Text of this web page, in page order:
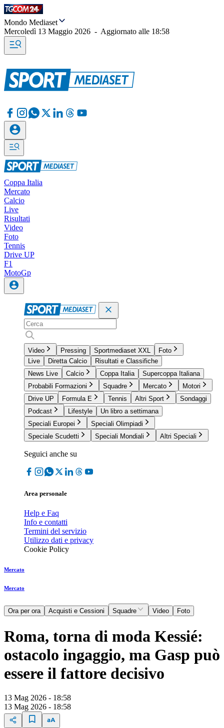
Mondo Mediaset
Mercoledì 13 Maggio 2026 - Aggiornato alle 18:58
Coppa Italia
Mercato
Calcio
Live
Risultati
Video
Foto
Tennis
Drive UP
F1
MotoGp
Video Pressing Sportmediaset XXL
Foto
Live
Diretta Calcio
Risultati e Classifiche
News Live
Calcio Coppa Italia
Supercoppa Italiana
Probabili Formazioni
Squadre Mercato
Motori
Drive UP
Formula E Tennis Altri Sport
Sondaggi
Podcast
Lifestyle
Un libro a settimana
Speciali Europei
Speciali Olimpiadi
Speciale Scudetti
Speciali Mondiali Altri Speciali
Seguici anche su
Area personale
Help e Faq
Info e contatti
Termini del servizio
Utilizzo dati e privacy
Cookie Policy
Mercato
Mercato
Ora per ora Acquisti e Cessioni Squadre Video Foto
Roma, torna di moda Kessié:
ostacolo ingaggio, ma Gasp può
essere il fattore decisivo
13 Mag 2026 - 18:58
13 Mag 2026 - 18:58